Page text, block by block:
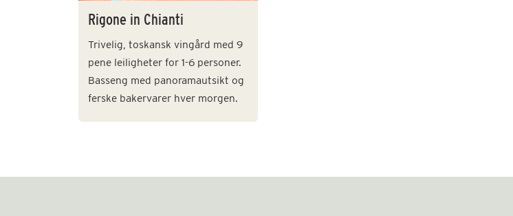
Rigone in Chianti
Trivelig, toskansk vingård med 9
pene leiligheter for 1-6 personer.
Basseng med panoramautsikt og
ferske bakervarer hver morgen.